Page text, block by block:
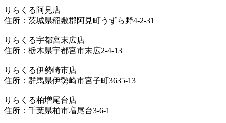
りらくる阿見店
住所：茨城県稲敷郡阿見町うずら野4-2-31
りらくる宇都宮末広店
住所：栃木県宇都宮市末広2-4-13
りらくる伊勢崎市店
住所：群馬県伊勢崎市宮子町3635-13
りらくる柏増尾台店
住所：千葉県柏市増尾台3-6-1